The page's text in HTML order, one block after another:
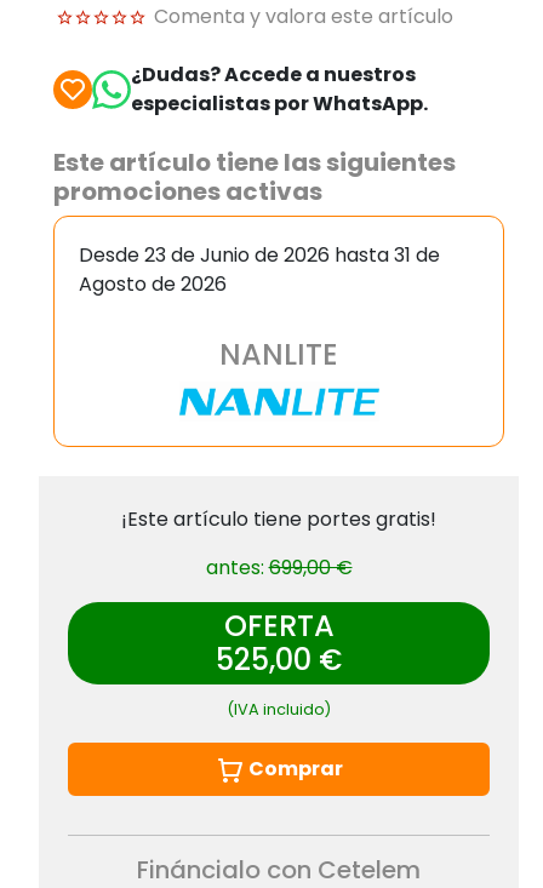
Comenta y valora este artículo
¿Dudas? Accede a nuestros
especialistas por WhatsApp.
Este artículo tiene las siguientes
promociones activas
Desde 23 de Junio de 2026 hasta 31 de
Agosto de 2026
NANLITE
¡Este artículo tiene portes gratis!
antes:699,00 €
OFERTA
525,00 €
(IVA incluido)
Comprar
Fináncialo con Cetelem